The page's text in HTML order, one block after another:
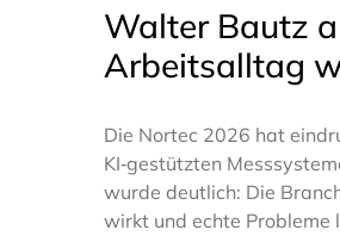
Walter Bautz
Arbeitsalltag
Die Nortec 2026 hat
KI‑gestützten
wurde deutlich: Die
wirkt und echte Probleme